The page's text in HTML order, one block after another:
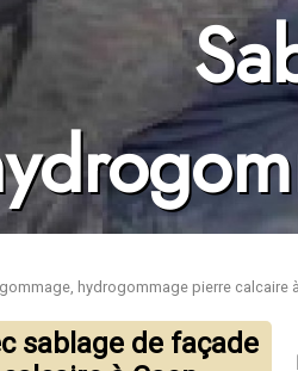
Restauration de corps
Rénovation de maison
Ouverture en pierre
Sablage,
Enduit à la chaux
Extension de maison
Entreprise de rénovation
hydrogommage pierre calcaire
sablage de façade